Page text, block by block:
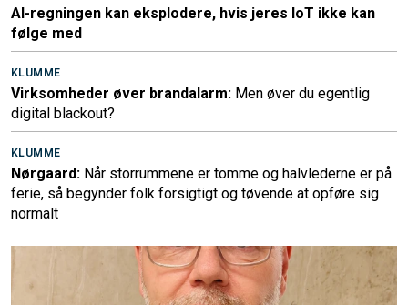
AI-regningen kan eksplodere, hvis jeres IoT ikke kan
følge med
KLUMME
Virksomheder øver brandalarm: Men øver du egentlig
digital blackout?
KLUMME
Nørgaard: Når storrummene er tomme og halvlederne er på
ferie, så begynder folk forsigtigt og tøvende at opføre sig
normalt